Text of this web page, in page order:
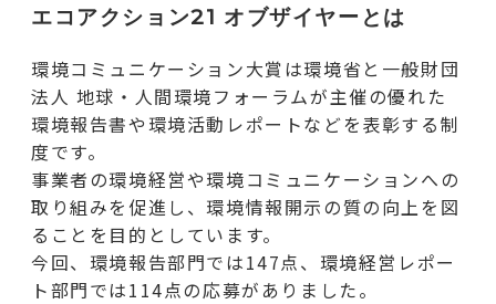
エコアクション21 オブザイヤーとは
環境コミュニケーション大賞は環境省と一般財団
法人 地球・人間環境フォーラムが主催の優れた
環境報告書や環境活動レポートなどを表彰する制
度です。
事業者の環境経営や環境コミュニケーションへの
取り組みを促進し、環境情報開示の質の向上を図
ることを目的としています。
今回、環境報告部門では147点、環境経営レポー
ト部門では114点の応募がありました。